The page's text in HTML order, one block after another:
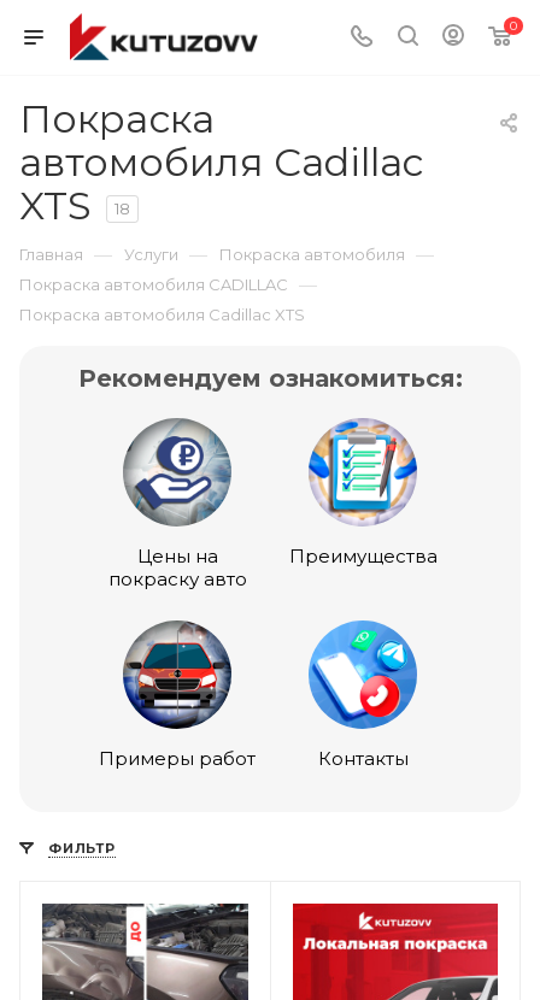
0
Покраска
автомобиля Cadillac
XTS
18
Главная — Услуги — Покраска автомобиля —
Покраска автомобиля CADILLAC —
Покраска автомобиля Cadillac XTS
Рекомендуем ознакомиться:
Цены на
покраску авто
Преимущества
Примеры работ Контакты
ФИЛЬТР